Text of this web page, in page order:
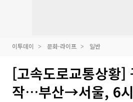
이투데이 문화·라이프 일반
[고속도로교통상황]
작…부산→서울, 6